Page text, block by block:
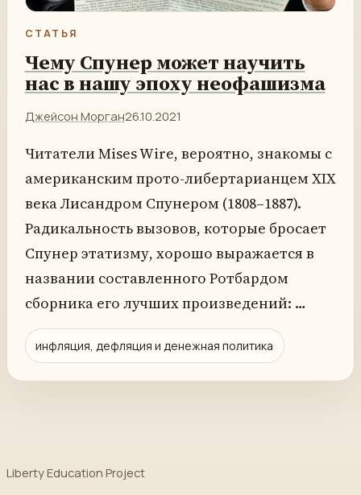
СТАТЬЯ
Чему Спунер может научить
нас в нашу эпоху неофашизма
Джейсон Морган26.10.2021
Читатели Mises Wire, вероятно, знакомы с
американским прото-либертарианцем XIX
века Лисандром Спунером (1808–1887).
Радикальность вызовов, которые бросает
Спунер этатизму, хорошо выражается в
названии составленного Ротбардом
сборника его лучших произведений: …
инфляция, дефляция и денежная политика
Liberty Education Project